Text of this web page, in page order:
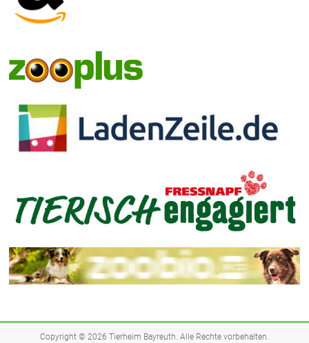
Copyright © 2026 Tierheim Bayreuth . Alle Rechte vorbehalten.